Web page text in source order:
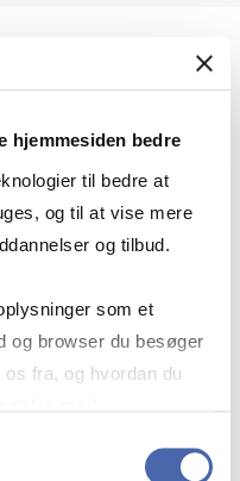
hjemmesiden bedre
til bedre at
og til at vise mere
og tilbud.
som et
og browser du besøger
fra, og hvordan du
- og kan altid trække